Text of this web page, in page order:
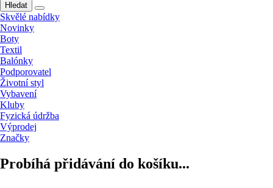
Hledat
Skvělé nabídky
Novinky
Boty
Textil
Balónky
Podporovatel
Životní styl
Vybavení
Kluby
Fyzická údržba
Výprodej
Značky
Probíhá přidávání do košíku...